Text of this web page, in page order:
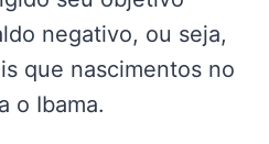
negativo, ou seja,
que nascimentos no
o Ibama.